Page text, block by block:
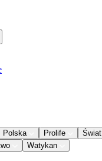
Polska Prolife Świat
Watykan